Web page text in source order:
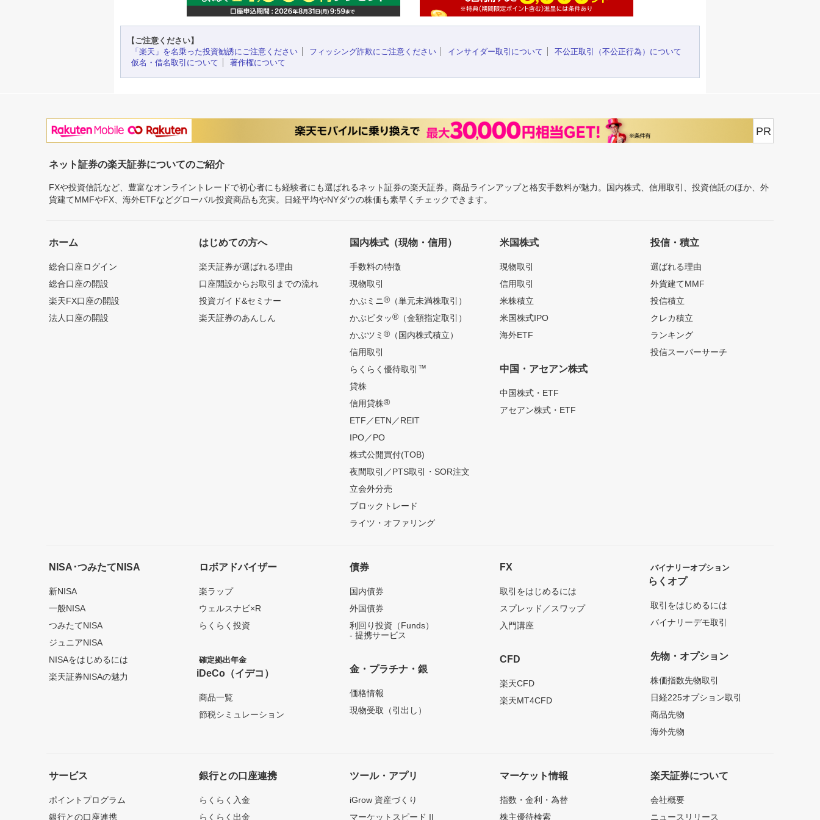
【ご注意ください】
「楽天」を名乗った投資勧誘にご注意ください
フィッシング詐欺にご注意ください インサイダー取引について
不公正取引（不公正行為）について
仮名・借名取引について
著作権について
PR
ネット証券の楽天証券についてのご紹介
FXや投資信託など、豊富なオンライントレードで初心者にも経験者にも選ばれるネット証券の楽天証券。商品ラインアップと格安手数料が魅力。国内株式、信用取引、投資信託のほか、外
貨建てMMFやFX、海外ETFなどグローバル投資商品も充実。日経平均やNYダウの株価も素早くチェックできます。
ホーム
総合口座ログイン
総合口座の開設
楽天FX口座の開設
法人口座の開設
はじめての方へ
楽天証券が選ばれる理由
口座開設からお取引までの流れ
投資ガイド&セミナー
楽天証券のあんしん
国内株式（現物・信用）
手数料の特徴
現物取引
かぶミニ®（単元未満株取引）
かぶピタッ®（金額指定取引）
かぶツミ ®（国内株式積立）
信用取引
らくらく優待取引 ™
貸株
信用貸株®
ETF／ETN／REIT
IPO／PO
株式公開買付(TOB)
夜間取引／PTS取引・SOR注文
立会外分売
ブロックトレード
ライツ・オファリング
米国株式
現物取引
信用取引
米株積立
米国株式IPO
海外ETF
中国・アセアン株式
中国株式・ETF
アセアン株式・ETF
投信・積立
選ばれる理由
外貨建てMMF
投信積立
クレカ積立
ランキング
投信スーパーサーチ
NISA･つみたてNISA
新NISA
一般NISA
つみたてNISA
ジュニアNISA
NISAをはじめるには
楽天証券NISAの魅力
ロボアドバイザー
楽ラップ
ウェルスナビ×R
らくらく投資
確定拠出年金
iDeCo（イデコ）
商品一覧
節税シミュレーション
債券
国内債券
外国債券
利回り投資（Funds）
- 提携サービス
金・プラチナ・銀
価格情報
現物受取（引出し）
FX
取引をはじめるには
スプレッド／スワップ
入門講座
CFD
楽天CFD
楽天MT4CFD
バイナリーオプション
らくオプ
取引をはじめるには
バイナリーデモ取引
先物・オプション
株価指数先物取引
日経225オプション取引
商品先物
海外先物
サービス
ポイントプログラム
銀行との口座連携
銀行との口座連携
らくらく入金
らくらく出金
ツール・アプリ
iGrow 資産づくり
マーケットスピード II
マーケット情報
指数・金利・為替
株主優待検索
楽天証券について
会社概要
ニュースリリース